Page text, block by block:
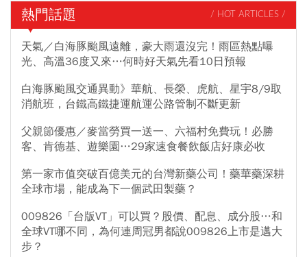
熱門話題 / HOT ARTICLES /
天氣／白海豚颱風遠離，豪大雨還沒完！雨區熱點曝
光、高溫36度又來…何時好天氣先看10日預報
白海豚颱風交通異動》華航、長榮、虎航、星宇8/9取
消航班，台鐵高鐵捷運航運公路管制不斷更新
父親節優惠／麥當勞買一送一、六福村免費玩！必勝
客、肯德基、遊樂園…29家速食餐飲飯店好康必收
第一家市值突破百億美元的台灣新藥公司！藥華藥深耕
全球市場，能成為下一個武田製藥？
009826「台版VT」可以買？股價、配息、成分股…和
全球VT哪不同，為何連周冠男都說009826上市是邁大
步？